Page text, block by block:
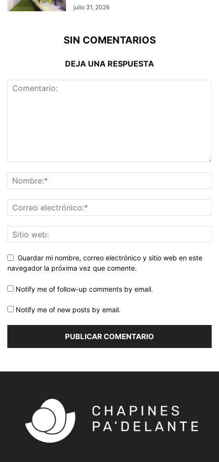
julio 31, 2026
SIN COMENTARIOS
DEJA UNA RESPUESTA
Guardar mi nombre, correo electrónico y sitio web en este
navegador la próxima vez que comente.
Notify me of follow-up comments by email.
Notify me of new posts by email.